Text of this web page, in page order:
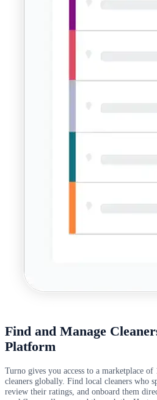
Find and Manage
Platform
Turno gives you access to a marketplace
cleaners globally. Find local cleaners who
review their ratings, and onboard them